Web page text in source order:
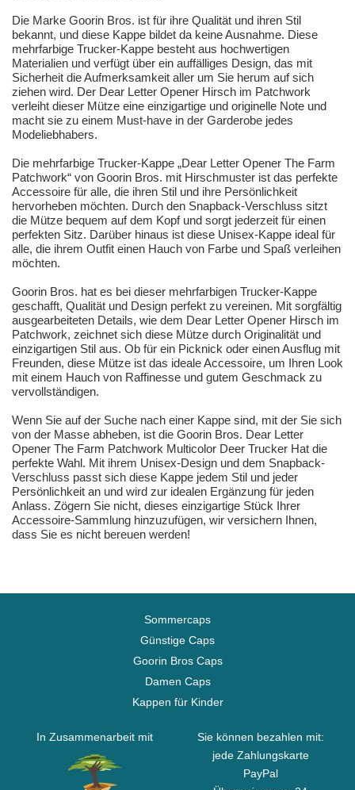
Die Marke Goorin Bros. ist für ihre Qualität und ihren Stil
bekannt, und diese Kappe bildet da keine Ausnahme. Diese
mehrfarbige Trucker-Kappe besteht aus hochwertigen
Materialien und verfügt über ein auffälliges Design, das mit
Sicherheit die Aufmerksamkeit aller um Sie herum auf sich
ziehen wird. Der Dear Letter Opener Hirsch im Patchwork
verleiht dieser Mütze eine einzigartige und originelle Note und
macht sie zu einem Must-have in der Garderobe jedes
Modeliebhabers.
Die mehrfarbige Trucker-Kappe „Dear Letter Opener The Farm
Patchwork“ von Goorin Bros. mit Hirschmuster ist das perfekte
Accessoire für alle, die ihren Stil und ihre Persönlichkeit
hervorheben möchten. Durch den Snapback-Verschluss sitzt
die Mütze bequem auf dem Kopf und sorgt jederzeit für einen
perfekten Sitz. Darüber hinaus ist diese Unisex-Kappe ideal für
alle, die ihrem Outfit einen Hauch von Farbe und Spaß verleihen
möchten.
Goorin Bros. hat es bei dieser mehrfarbigen Trucker-Kappe
geschafft, Qualität und Design perfekt zu vereinen. Mit sorgfältig
ausgearbeiteten Details, wie dem Dear Letter Opener Hirsch im
Patchwork, zeichnet sich diese Mütze durch Originalität und
einzigartigen Stil aus. Ob für ein Picknick oder einen Ausflug mit
Freunden, diese Mütze ist das ideale Accessoire, um Ihren Look
mit einem Hauch von Raffinesse und gutem Geschmack zu
vervollständigen.
Wenn Sie auf der Suche nach einer Kappe sind, mit der Sie sich
von der Masse abheben, ist die Goorin Bros. Dear Letter
Opener The Farm Patchwork Multicolor Deer Trucker Hat die
perfekte Wahl. Mit ihrem Unisex-Design und dem Snapback-
Verschluss passt sich diese Kappe jedem Stil und jeder
Persönlichkeit an und wird zur idealen Ergänzung für jeden
Anlass. Zögern Sie nicht, dieses einzigartige Stück Ihrer
Accessoire-Sammlung hinzuzufügen, wir versichern Ihnen,
dass Sie es nicht bereuen werden!
Sommercaps
Günstige Caps
Goorin Bros Caps
Damen Caps
Kappen für Kinder
In Zusammenarbeit mit
Sie können bezahlen mit:
jede Zahlungskarte
PayPal